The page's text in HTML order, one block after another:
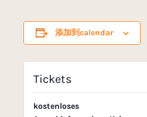
添加到calendar
Tickets
kostenloses